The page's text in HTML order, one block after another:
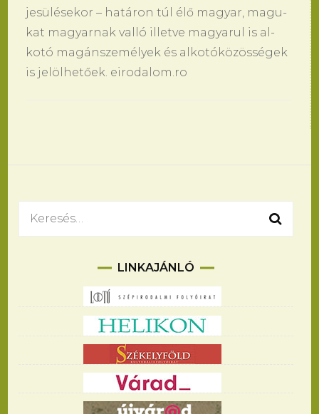
jesülése­kor – határon túl élő ma­gyar, ma­gu­
kat ma­gyar­nak valló il­let­ve ma­gya­rul is al­
kotó magánszemélyek és al­kotóközösségek
is jelölhetőek. eirodalom.ro
Keresés:
LINKAJÁNLÓ